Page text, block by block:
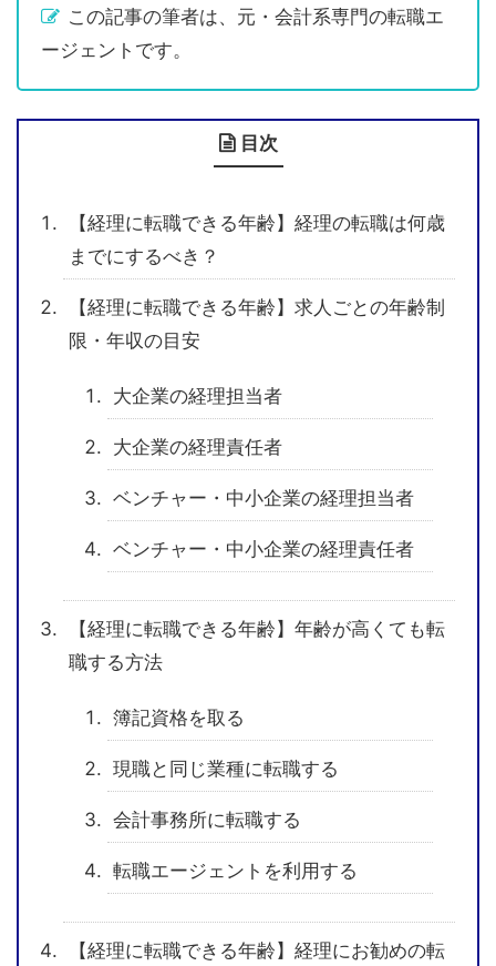
この記事の筆者は、元・会計系専門の転職エ
ージェントです。
目次
【経理に転職できる年齢】経理の転職は何歳
までにするべき？
【経理に転職できる年齢】求人ごとの年齢制
限・年収の目安
大企業の経理担当者
大企業の経理責任者
ベンチャー・中小企業の経理担当者
ベンチャー・中小企業の経理責任者
【経理に転職できる年齢】年齢が高くても転
職する方法
簿記資格を取る
現職と同じ業種に転職する
会計事務所に転職する
転職エージェントを利用する
【経理に転職できる年齢】経理にお勧めの転